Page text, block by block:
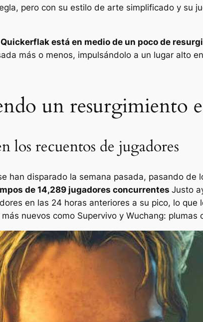
pero con su estilo de arte simplificado y su
Quickerflak está en medio de un poco de
más o menos, impulsándolo a un lugar alto
un resurgimiento
los recuentos de jugadores
han disparado la semana pasada, pasando de
de 14,289 jugadores concurrentes Justo
en las 24 horas anteriores a su pico, lo
nuevos como Supervivo y Wuchang: plumas